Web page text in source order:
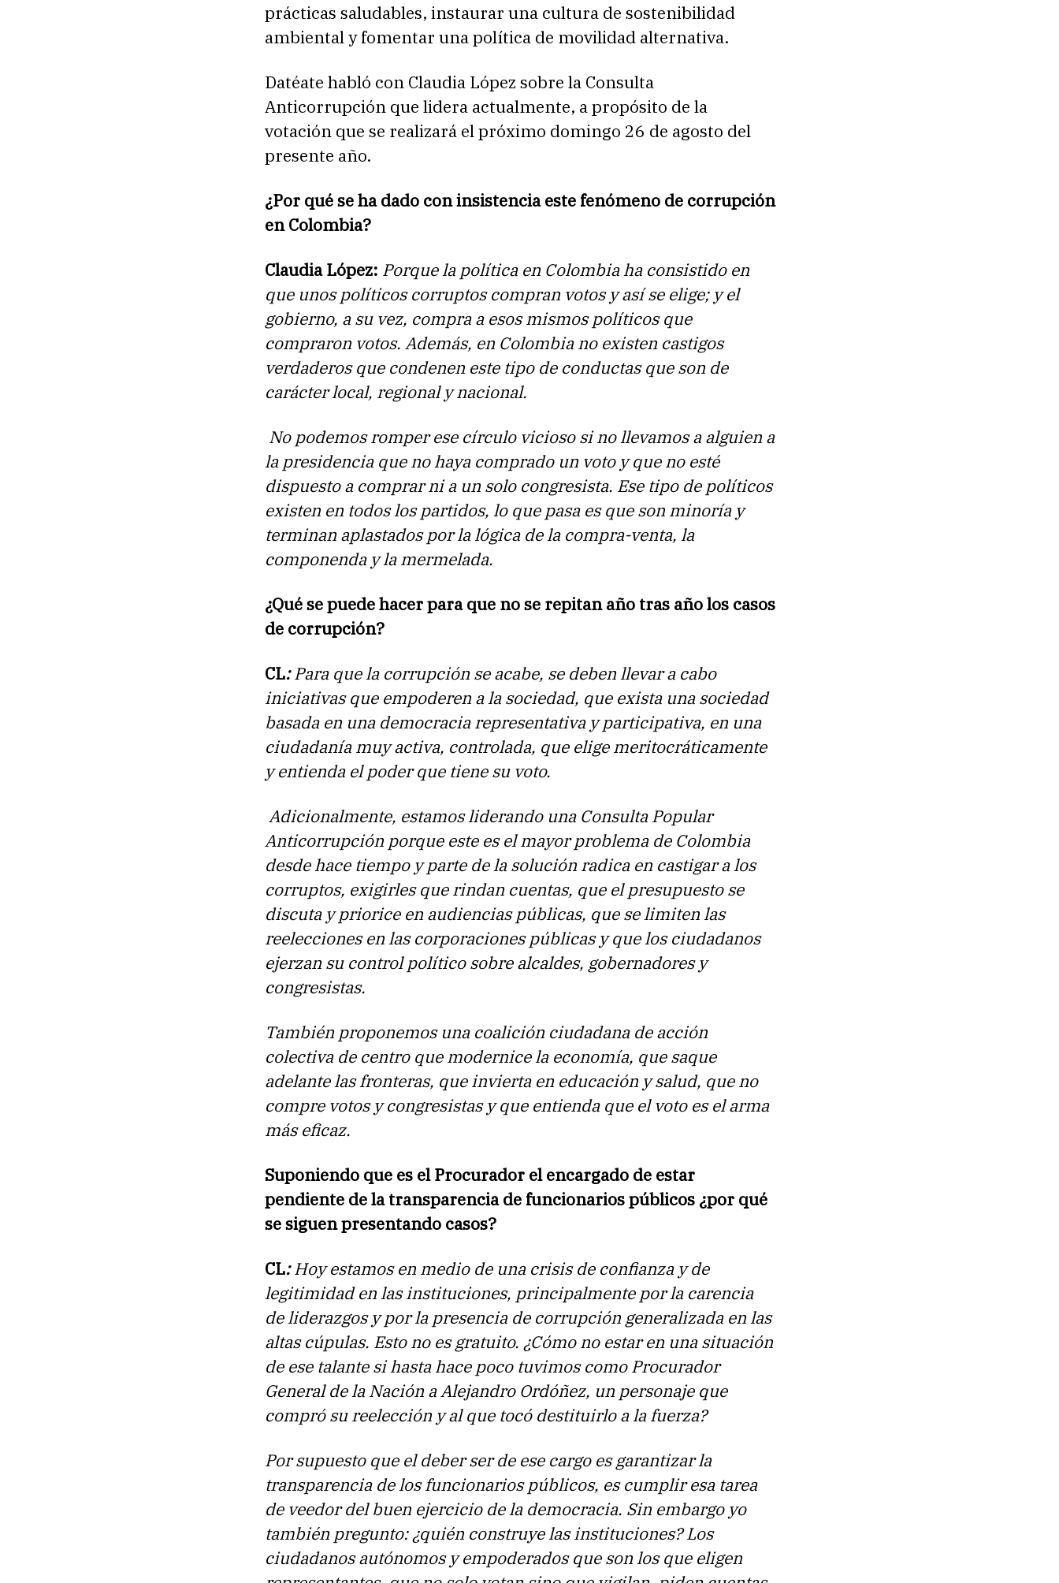
prácticas saludables, instaurar una cultura de sostenibilidad
ambiental y fomentar una política de movilidad alternativa.
Datéate habló con Claudia López sobre la Consulta
Anticorrupción que lidera actualmente, a propósito de la
votación que se realizará el próximo domingo 26 de agosto del
presente año.
¿Por qué se ha dado con insistencia este fenómeno de corrupción
en Colombia?
Claudia López: Porque la política en Colombia ha consistido en
que unos políticos corruptos compran votos y así se elige; y el
gobierno, a su vez, compra a esos mismos políticos que
compraron votos. Además, en Colombia no existen castigos
verdaderos que condenen este tipo de conductas que son de
carácter local, regional y nacional.
No podemos romper ese círculo vicioso si no llevamos a alguien a
la presidencia que no haya comprado un voto y que no esté
dispuesto a comprar ni a un solo congresista. Ese tipo de políticos
existen en todos los partidos, lo que pasa es que son minoría y
terminan aplastados por la lógica de la compra-venta, la
componenda y la mermelada.
¿Qué se puede hacer para que no se repitan año tras año los casos
de corrupción?
CL: Para que la corrupción se acabe, se deben llevar a cabo
iniciativas que empoderen a la sociedad, que exista una sociedad
basada en una democracia representativa y participativa, en una
ciudadanía muy activa, controlada, que elige meritocráticamente
y entienda el poder que tiene su voto.
Adicionalmente, estamos liderando una Consulta Popular
Anticorrupción porque este es el mayor problema de Colombia
desde hace tiempo y parte de la solución radica en castigar a los
corruptos, exigirles que rindan cuentas, que el presupuesto se
discuta y priorice en audiencias públicas, que se limiten las
reelecciones en las corporaciones públicas y que los ciudadanos
ejerzan su control político sobre alcaldes, gobernadores y
congresistas.
También proponemos una coalición ciudadana de acción
colectiva de centro que modernice la economía, que saque
adelante las fronteras, que invierta en educación y salud, que no
compre votos y congresistas y que entienda que el voto es el arma
más eficaz.
Suponiendo que es el Procurador el encargado de estar
pendiente de la transparencia de funcionarios públicos ¿por qué
se siguen presentando casos?
CL: Hoy estamos en medio de una crisis de confianza y de
legitimidad en las instituciones, principalmente por la carencia
de liderazgos y por la presencia de corrupción generalizada en las
altas cúpulas. Esto no es gratuito. ¿Cómo no estar en una situación
de ese talante si hasta hace poco tuvimos como Procurador
General de la Nación a Alejandro Ordóñez, un personaje que
compró su reelección y al que tocó destituirlo a la fuerza?
Por supuesto que el deber ser de ese cargo es garantizar la
transparencia de los funcionarios públicos, es cumplir esa tarea
de veedor del buen ejercicio de la democracia. Sin embargo yo
también pregunto: ¿quién construye las instituciones? Los
ciudadanos autónomos y empoderados que son los que eligen